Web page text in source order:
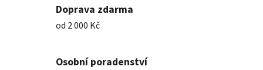
Doprava zdarma
od 2 000 Kč
Osobní poradenství